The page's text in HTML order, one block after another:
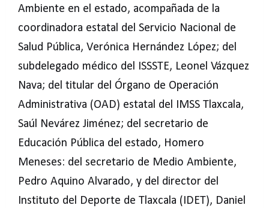
Ambiente en el estado, acompañada de la
coordinadora estatal del Servicio Nacional de
Salud Pública, Verónica Hernández López; del
subdelegado médico del ISSSTE, Leonel Vázquez
Nava; del titular del Órgano de Operación
Administrativa (OAD) estatal del IMSS Tlaxcala,
Saúl Nevárez Jiménez; del secretario de
Educación Pública del estado, Homero
Meneses: del secretario de Medio Ambiente,
Pedro Aquino Alvarado, y del director del
Instituto del Deporte de Tlaxcala (IDET), Daniel